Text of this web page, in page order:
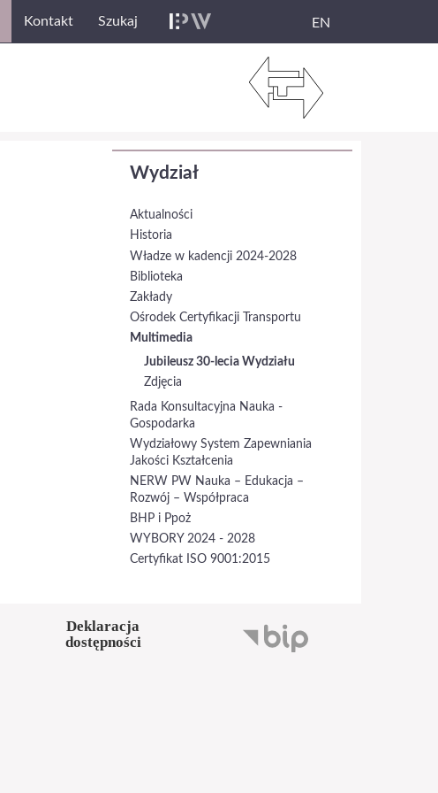
Kontakt Szukaj EN
Wydział
Aktualności
Historia
Władze w kadencji 2024-2028
Biblioteka
Zakłady
Ośrodek Certyfikacji Transportu
Multimedia
Jubileusz 30-lecia Wydziału
Zdjęcia
Rada Konsultacyjna Nauka -
Gospodarka
Wydziałowy System Zapewniania
Jakości Kształcenia
NERW PW Nauka – Edukacja –
Rozwój – Współpraca
BHP i Ppoż
WYBORY 2024 - 2028
Certyfikat ISO 9001:2015
Deklaracja
dostępności